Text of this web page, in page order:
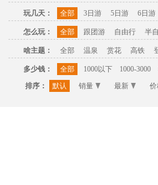
玩几天： 全部 3日游 5日游 6日游
怎么玩： 全部 跟团游 自由行 半
啥主题： 全部 温泉 赏花 高铁
多少钱： 全部 1000以下 1000-3000
排序：
默认 销量 最新 价